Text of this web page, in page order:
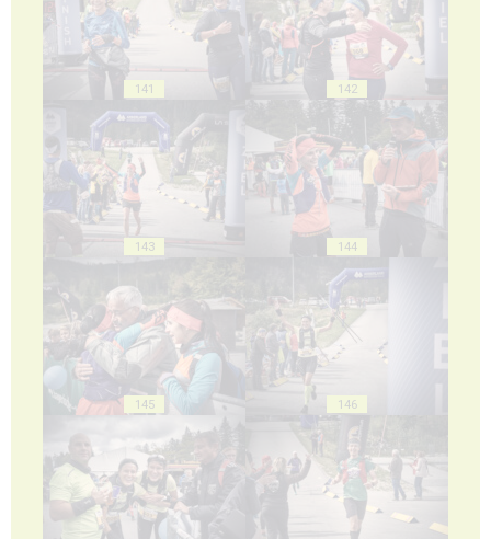
141 142
143 144
145 146